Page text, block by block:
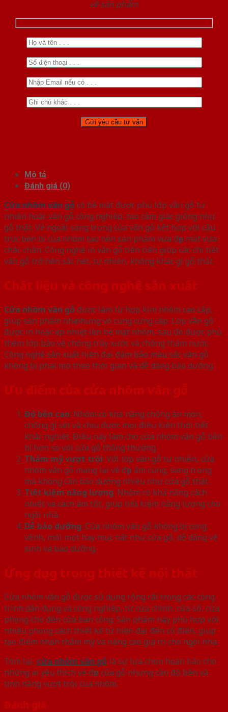
về sản phẩm
Mô tả
Đánh giá (0)
Cửa nhôm vân gỗcó bề mặt được phủ lớp vân gỗ tự
nhiên hoặc vân gỗ công nghiệp, tạo cảm giác giống như
gỗ thật. Vẻ ngoài sang trọng của vân gỗ kết hợp với cấu
trúc bền bỉ của nhôm tạo nên sản phẩm vừa đẹp mắt vừa
chắc chắn. Công nghệ in vân gỗ tiên tiến giúp các chi tiết
vân gỗ trở nên sắc nét, tự nhiên, không khác gì gỗ thật.
Chất liệu và công nghệ sản xuất
Cửa nhôm vân gỗ được làm từ hợp kim nhôm cao cấp,
giúp sản phẩm nhẹ nhưng vô cùng cứng cáp. Lớp vân gỗ
được in hoặc ép nhiệt lên bề mặt nhôm, sau đó được phủ
thêm lớp bảo vệ chống trầy xước và chống thấm nước.
Công nghệ sản xuất hiện đại đảm bảo màu sắc vân gỗ
không bị phai mờ theo thời gian và dễ dàng bảo dưỡng.
Ưu điểm của cửa nhôm vân gỗ
Độ bền cao: Nhôm có khả năng chống ăn mòn,
chống gỉ sét và chịu được mọi điều kiện thời tiết
khắc nghiệt. Điều này làm cho cửa nhôm vân gỗ bền
bỉ hơn so với cửa gỗ thông thường.
Thẩm mỹ vượt trội: Với lớp vân gỗ tự nhiên, cửa
nhôm vân gỗ mang lại vẻ đẹp ấm cúng, sang trọng
mà không cần bảo dưỡng nhiều như cửa gỗ thật.
Tiết kiệm năng lượng: Nhôm có khả năng cách
nhiệt và cách âm tốt, giúp tiết kiệm năng lượng cho
ngôi nhà.
Dễ bảo dưỡng: Cửa nhôm vân gỗ không bị cong
vênh, mối mọt hay mục nát như cửa gỗ, dễ dàng vệ
sinh và bảo dưỡng.
Ứng dụng trong thiết kế nội thất
Cửa nhôm vân gỗ được sử dụng rộng rãi trong các công
trình dân dụng và công nghiệp, từ cửa chính, cửa sổ, cửa
phòng cho đến cửa ban công. Sản phẩm này phù hợp với
nhiều phong cách thiết kế từ hiện đại đến cổ điển, giúp
tạo điểm nhấn thẩm mỹ và nâng cao giá trị cho ngôi nhà.
Tóm lại, cửa nhôm vân gỗ là sự lựa chọn hoàn hảo cho
những ai yêu thích vẻ đẹp của gỗ nhưng cần độ bền và
tính năng vượt trội của nhôm.
Đánh giá